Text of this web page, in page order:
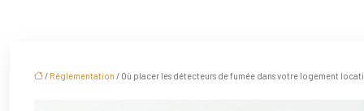
/ Réglementation / Où placer les détecteurs de fumée dans votre logement